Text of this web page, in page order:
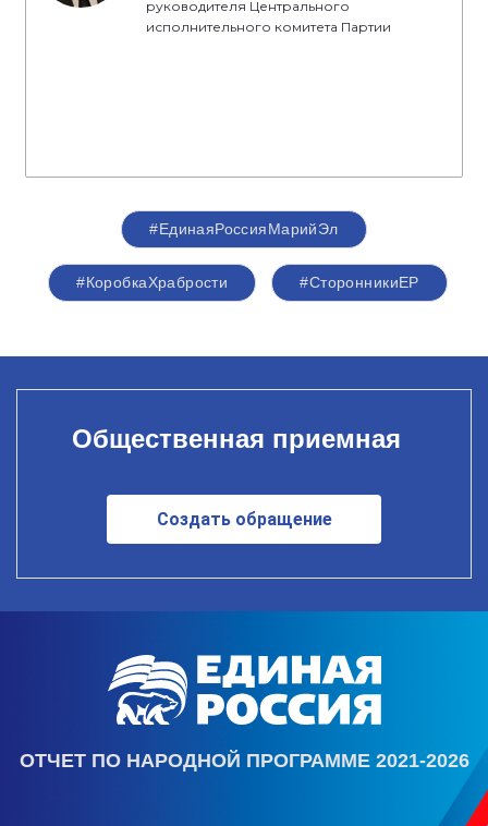
руководителя Центрального
исполнительного комитета Партии
#ЕдинаяРоссияМарийЭл
#КоробкаХрабрости #СторонникиЕР
Общественная приемная
Создать обращение
ОТЧЕТ ПО НАРОДНОЙ ПРОГРАММЕ 2021-2026